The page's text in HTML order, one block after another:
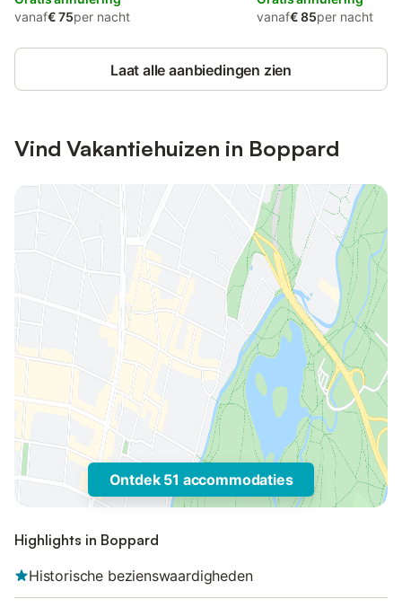
vanaf€ 75per nacht
vanaf€ 85per nacht
Laat alle aanbiedingen zien
Vind Vakantiehuizen in Boppard
Ontdek 51 accommodaties
Highlights in Boppard
Historische bezienswaardigheden